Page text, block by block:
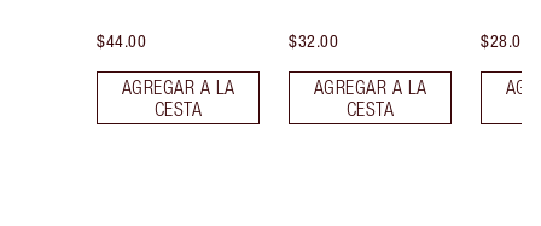
$44.00
AGREGAR A LA
CESTA
$32.00
AGREGAR A LA
CESTA
$28.00